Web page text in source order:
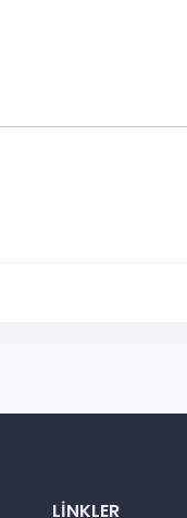
LINKLER